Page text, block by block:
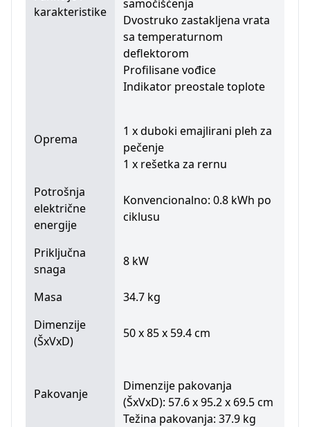
karakteristike
samočišćenja
Dvostruko zastakljena vrata
sa temperaturnom
deflektorom
Profilisane vođice
Indikator preostale toplote
Oprema
1 x duboki emajlirani pleh za
pečenje
1 x rešetka za rernu
Potrošnja
električne
energije
Konvencionalno: 0.8 kWh po
ciklusu
Priključna
snaga
8 kW
Masa
34.7 kg
Dimenzije
(ŠxVxD)
50 x 85 x 59.4 cm
Pakovanje
Dimenzije pakovanja
(ŠxVxD): 57.6 x 95.2 x 69.5 cm
Težina pakovanja: 37.9 kg